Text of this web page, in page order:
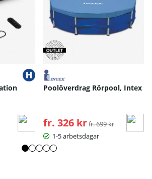
Poolöverdrag Rörpool, Intex
fr. 326 kr Ordinarie pris:
fr. 699 kr
1-5 arbetsdagar